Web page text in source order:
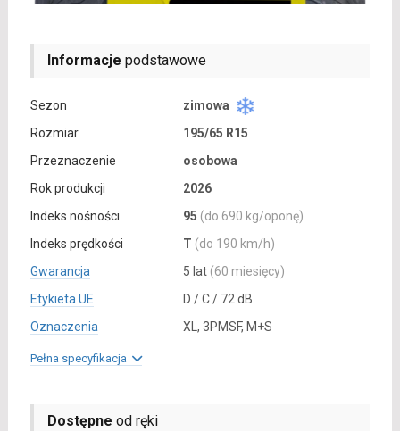
Informacje podstawowe
Sezon
zimowa
Rozmiar
195/65 R15
Przeznaczenie
osobowa
Rok produkcji
2026
Indeks nośności
95 (do 690 kg/oponę)
Indeks prędkości
T (do 190 km/h)
Gwarancja
5 lat (60 miesięcy)
Etykieta UE
D / C / 72 dB
Oznaczenia
XL, 3PMSF, M+S
Pełna specyfikacja
Dostępne od ręki